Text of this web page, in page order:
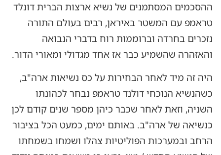
ההסכמים המסתמנים של נשיא ארצות הברית דונלד
טראמפ עם המשטר באיראן, רבים בעולם התורה
נזכרים בחרדה וברוממות רוח בדברי הנבואה
והאזהרה שהשמיע כבר אז אחד מגדולי ומאורי הדור.
היה זה מיד לאחר הבחירות על כס נשיאות ארה"ב,
כשהנשיא הנוכחי דולנד טראמפ נבחר לכהונתו
השניה, וזאת לאחר שכבר כיהן מספר שנים קודם לכן
כנשיאה של ארה"ב. באותם ימים, כמעט הכל בציבור
הרחב ובמערכות הפוליטיות צהלו ושמחו בשמחתו